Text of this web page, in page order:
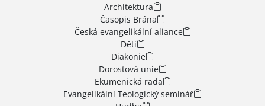
Architektura
Časopis Brána
Česká evangelikální aliance
Děti
Diakonie
Dorostová unie
Ekumenická rada
Evangelikální Teologický seminář